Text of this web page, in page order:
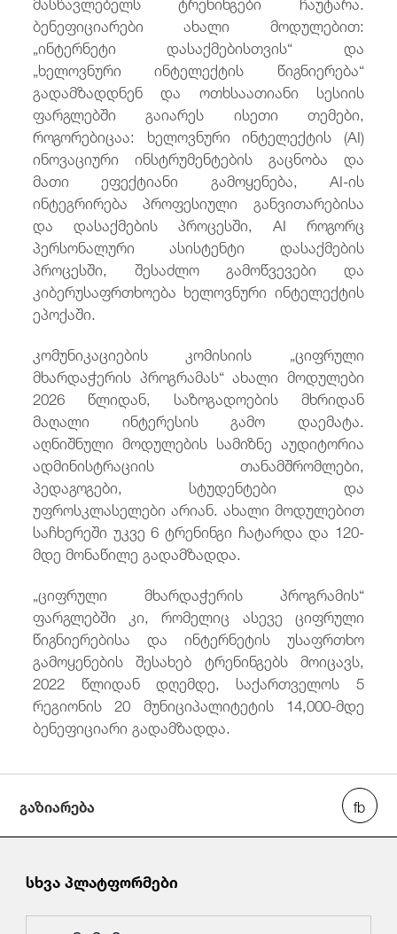
ბენეფიციარები ახალი მოდულებით:
„ინტერნეტი დასაქმებისთვის“ და
„ხელოვნური ინტელექტის წიგნიერება“
გადამზადდნენ და ოთხსაათიანი სესიის
ფარგლებში გაიარეს ისეთი თემები,
როგორებიცაა: ხელოვნური ინტელექტის (AI)
ინოვაციური ინსტრუმენტების გაცნობა და
მათი ეფექტიანი გამოყენება, AI-ის
ინტეგრირება პროფესიული განვითარებისა
და დასაქმების პროცესში, AI როგორც
პერსონალური ასისტენტი დასაქმების
პროცესში, შესაძლო გამოწვევები და
კიბერუსაფრთხოება ხელოვნური ინტელექტის
ეპოქაში.
კომუნიკაციების კომისიის „ციფრული
მხარდაჭერის პროგრამას“ ახალი მოდულები
2026 წლიდან, საზოგადოების მხრიდან
მაღალი ინტერესის გამო დაემატა.
აღნიშნული მოდულების სამიზნე აუდიტორია
ადმინისტრაციის თანამშრომლები,
პედაგოგები, სტუდენტები და
უფროსკლასელები არიან. ახალი მოდულებით
საჩხერეში უკვე 6 ტრენინგი ჩატარდა და 120-
მდე მონაწილე გადამზადდა.
„ციფრული მხარდაჭერის პროგრამის“
ფარგლებში კი, რომელიც ასევე ციფრული
წიგნიერებისა და ინტერნეტის უსაფრთხო
გამოყენების შესახებ ტრენინგებს მოიცავს,
2022 წლიდან დღემდე, საქართველოს 5
რეგიონის 20 მუნიციპალიტეტის 14,000-მდე
ბენეფიციარი გადამზადდა.
გაზიარება
სხვა პლატფორმები